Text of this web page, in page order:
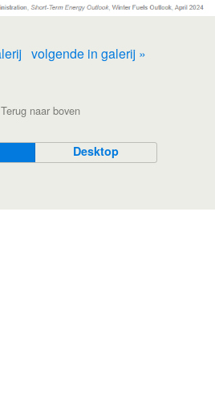
volgende in galerij »
Terug naar boven
Desktop